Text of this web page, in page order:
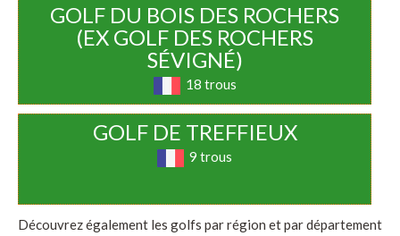
GOLF DU BOIS DES ROCHERS
(EX GOLF DES ROCHERS
SÉVIGNÉ)
18 trous
GOLF DE TREFFIEUX
9 trous
Découvrez également les golfs par région et par département